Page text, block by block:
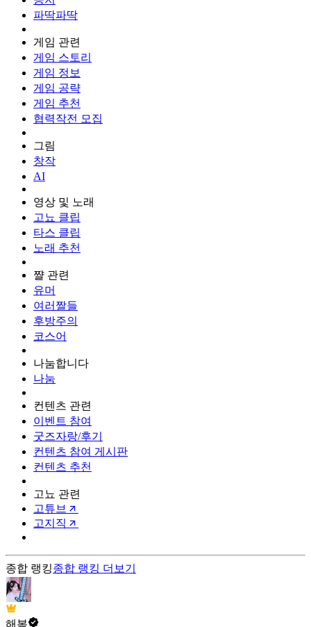
파딱파딱
게임 관련
게임 스토리
게임 정보
게임 공략
게임 추천
협력작전 모집
그림
창작
AI
영상 및 노래
고뇨 클립
타스 클립
노래 추천
쨜 관련
유머
여러짤들
후방주의
코스어
나눔합니다
나눔
컨텐츠 관련
이벤트 참여
굿즈자랑/후기
컨텐츠 참여 게시판
컨텐츠 추천
고뇨 관련
고튜브
고지직
종합 랭킹종합 랭킹 더보기
해봄